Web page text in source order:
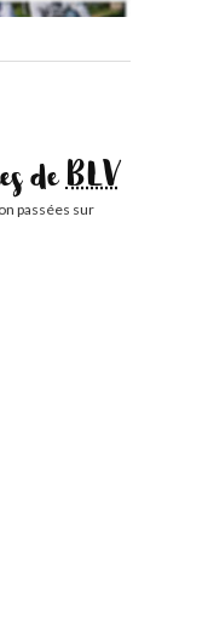
deBLV
passées sur